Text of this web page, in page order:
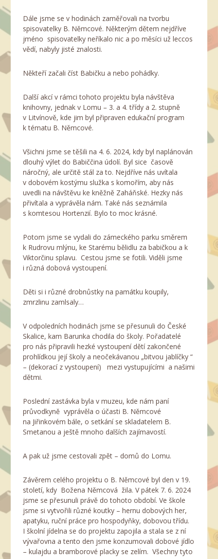
Dále jsme se v hodinách zaměřovali na tvorbu
spisovatelky B. Němcové. Některým dětem nejdříve
jméno spisovatelky neříkalo nic a po měsíci už leccos
vědí, nabyly jisté znalosti.
Někteří začali číst Babičku a nebo pohádky.
Další akcí v rámci tohoto projektu byla návštěva
knihovny, jednak v Lomu – 3. a 4. třídy a 2. stupně
v Litvínově, kde jim byl připraven edukační program
k tématu B. Němcové.
Všichni jsme se těšili na 4. 6. 2024, kdy byl naplánován
dlouhý výlet do Babiččina údolí. Byl sice časově
náročný, ale určitě stál za to. Nejdříve nás uvítala
v dobovém kostýmu služka s komořím, aby nás
uvedli na návštěvu ke kněžně Zaháňské. Hezky nás
přivítala a vyprávěla nám. Také nás seznámila
s komtesou Hortenzií. Bylo to moc krásné.
Potom jsme se vydali do zámeckého parku směrem
k Rudrovu mlýnu, ke Starému bělidlu za babičkou a k
Viktorčinu splavu. Cestou jsme se fotili. Viděli jsme
i různá dobová vystoupení.
Děti si i různé drobnůstky na památku koupily,
zmrzlinu zamlsaly…
V odpoledních hodinách jsme se přesunuli do České
Skalice, kam Barunka chodila do školy. Pořadatelé
pro nás připravili hezké vystoupení dětí zakončené
prohlídkou její školy a neočekávanou „bitvou jablíčky “
– (dekorací z vystoupení) mezi vystupujícími a našimi
dětmi.
Poslední zastávka byla v muzeu, kde nám paní
průvodkyně vyprávěla o účasti B. Němcové
na Jiřinkovém bále, o setkání se skladatelem B.
Smetanou a ještě mnoho dalších zajímavostí.
A pak už jsme cestovali zpět – domů do Lomu.
Závěrem celého projektu o B. Němcové byl den v 19.
století, kdy Božena Němcová žila. V pátek 7. 6. 2024
jsme se přesunuli právě do tohoto období. Ve škole
jsme si vytvořili různé koutky – hernu dobových her,
apatyku, ruční práce pro hospodyňky, dobovou třídu.
I školní jídelna se do projektu zapojila a stala se z ní
vývařovna a tento den jsme konzumovali dobové jídlo
– kulajdu a bramborové placky se zelím. Všechny tyto